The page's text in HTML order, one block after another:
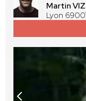
Martin
Lyon